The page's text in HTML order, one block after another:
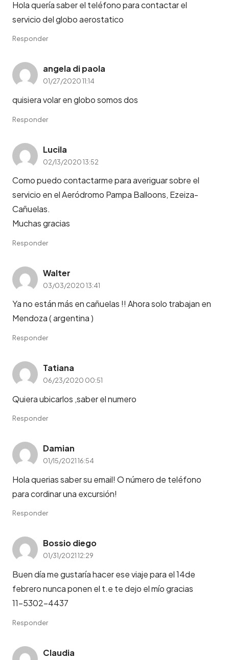
Hola quería saber el teléfono para contactar el
servicio del globo aerostatico
Responder
angela di paola
01/27/2020 11:14
quisiera volar en globo somos dos
Responder
Lucila
02/13/2020 13:52
Como puedo contactarme para averiguar sobre el
servicio en el Aeródromo Pampa Balloons, Ezeiza-
Cañuelas.
Muchas gracias
Responder
Walter
03/03/2020 13:41
Ya no están más en cañuelas !! Ahora solo trabajan en
Mendoza ( argentina )
Responder
Tatiana
06/23/2020 00:51
Quiera ubicarlos ,saber el numero
Responder
Damian
01/15/2021 16:54
Hola querias saber su email! O número de teléfono
para cordinar una excursión!
Responder
Bossio diego
01/31/2021 12:29
Buen día me gustaría hacer ese viaje para el 14de
febrero nunca ponen el t.e te dejo el mío gracias
11-5302-4437
Responder
Claudia